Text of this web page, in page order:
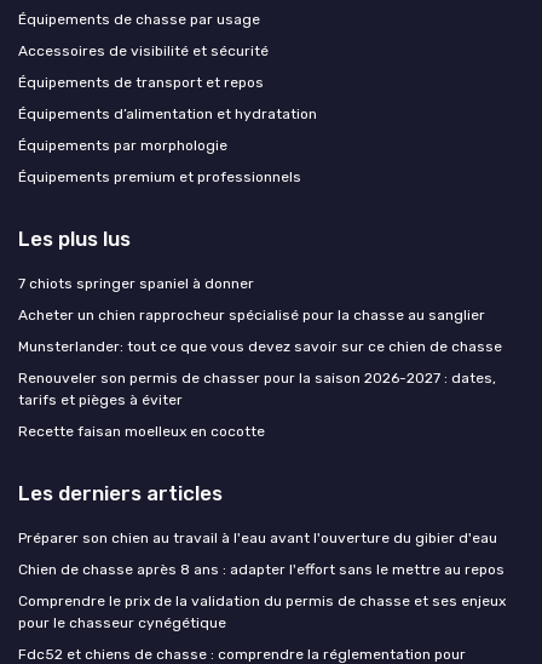
Équipements de chasse par usage
Accessoires de visibilité et sécurité
Équipements de transport et repos
Équipements d’alimentation et hydratation
Équipements par morphologie
Équipements premium et professionnels
Les plus lus
7 chiots springer spaniel à donner
Acheter un chien rapprocheur spécialisé pour la chasse au sanglier
Munsterlander: tout ce que vous devez savoir sur ce chien de chasse
Renouveler son permis de chasser pour la saison 2026-2027 : dates,
tarifs et pièges à éviter
Recette faisan moelleux en cocotte
Les derniers articles
Préparer son chien au travail à l'eau avant l'ouverture du gibier d'eau
Chien de chasse après 8 ans : adapter l'effort sans le mettre au repos
Comprendre le prix de la validation du permis de chasse et ses enjeux
pour le chasseur cynégétique
Fdc52 et chiens de chasse : comprendre la réglementation pour